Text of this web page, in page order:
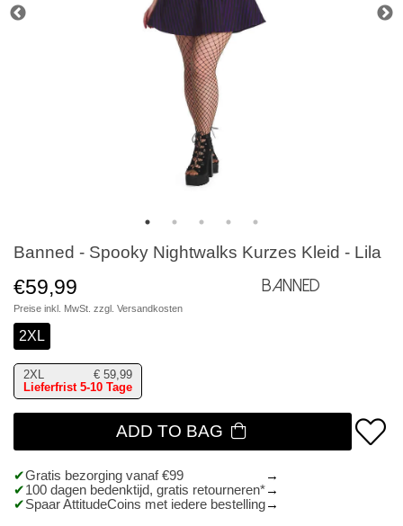
Banned - Spooky Nightwalks Kurzes Kleid - Lila
€59,99
Preise inkl. MwSt. zzgl. Versandkosten
Banned
2XL
2XL € 59,99
Lieferfrist 5-10 Tage
ADD TO BAG
Gratis bezorging vanaf €99
100 dagen bedenktijd, gratis retourneren*
Spaar AttitudeCoins met iedere bestelling